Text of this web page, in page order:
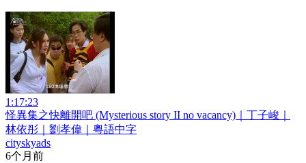
1:17:23
怪異集之快離開吧 (Mysterious story II no vacancy)｜丁子峻｜
林依彤｜劉孝偉｜粵語中字
cityskyads
6个月前